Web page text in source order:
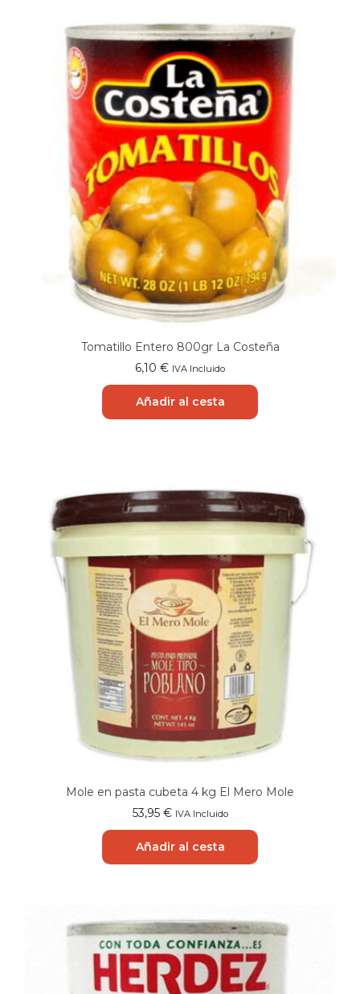
Tomatillo Entero 800gr La Costeña
6,10 € IVA Incluido
Añadir al cesta
Mole en pasta cubeta 4 kg El Mero Mole
53,95 € IVA Incluido
Añadir al cesta